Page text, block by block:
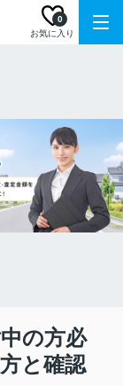
お気に入り
0
の方必
と確認